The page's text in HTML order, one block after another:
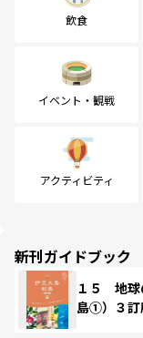
飲食
イベント・観戦
アクティビティ
新刊ガイドブック
１５ 地
島①）３訂